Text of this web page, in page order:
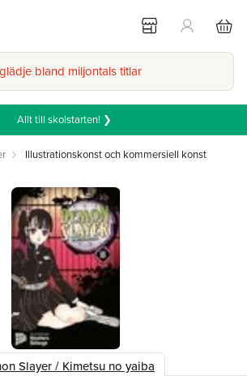
bland miljontals titlar
Allt till skolstarten! ❯
Illustrationskonst och kommersiell konst
Slayer / Kimetsu no yaiba